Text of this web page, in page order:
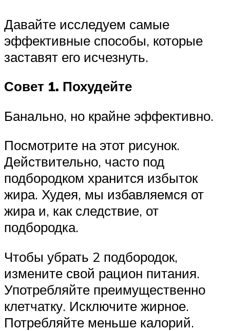
Давайте исследуем самые
эффективные способы, которые
заставят его исчезнуть.
Совет 1. Похудейте
Банально, но крайне эффективно.
Посмотрите на этот рисунок.
Действительно, часто под
подбородком хранится избыток
жира. Худея, мы избавляемся от
жира и, как следствие, от
подбородка.
Чтобы убрать 2 подбородок,
измените свой рацион питания.
Употребляйте преимущественно
клетчатку. Исключите жирное.
Потребляйте меньше калорий.